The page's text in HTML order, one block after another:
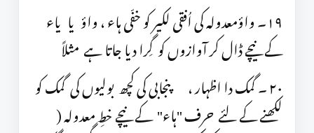
١٩۔ واؤمعدولہ کی اُفقی لکیر کو خفّی ہاء ، واؤ یا یاء
کے نیچے ڈال کر آوازوں کو گِرا دیا جاتا ہے مثلاً
٢٠ ۔ گمک دا اظہار ، پنجابی کی کچھ بولیوں کی گمک کو
لکھنے کے لئے حرف "ہاء" کے نیچے خطِ معدولہ (